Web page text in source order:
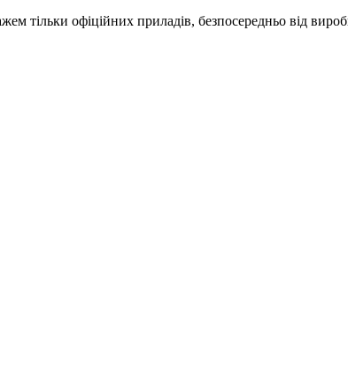
тільки офіційних приладів, безпосередньо від